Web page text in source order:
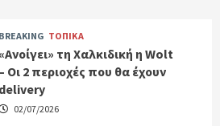
BREAKING ΤΟΠΙΚΑ
«Ανοίγει» τη Χαλκιδική η Wolt
– Οι 2 περιοχές που θα έχουν
delivery
02/07/2026